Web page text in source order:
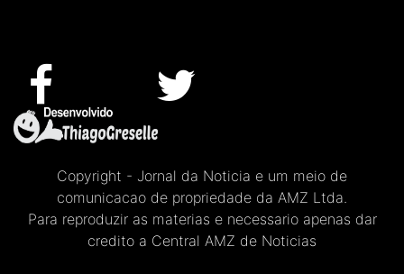
Copyright - Jornal da Noticia e um meio de
comunicacao de propriedade da AMZ Ltda.
Para reproduzir as materias e necessario apenas dar
credito a Central AMZ de Noticias